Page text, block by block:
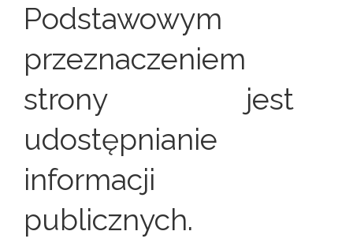
Podstawowym
przeznaczeniem
strony jest
udostępnianie
informacji
publicznych.